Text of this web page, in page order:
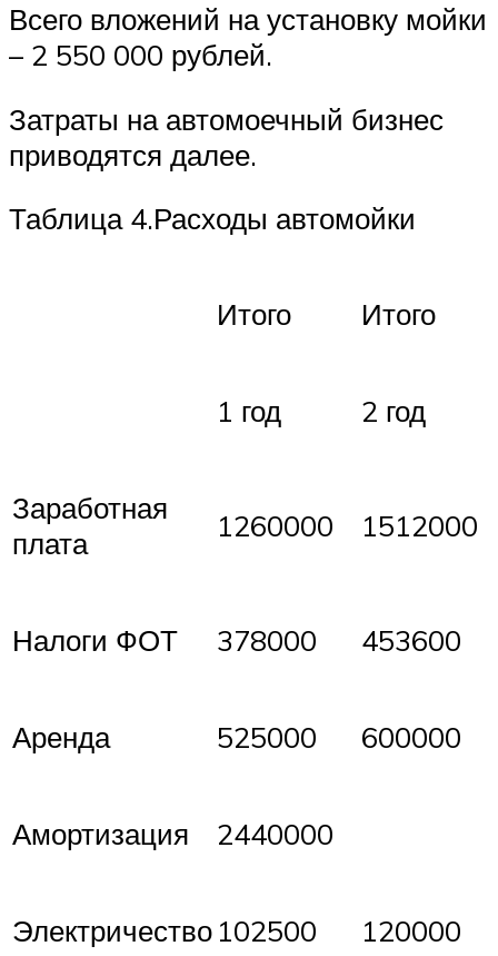
Всего вложений на установку мойки
– 2 550 000 рублей.
Затраты на автомоечный бизнес
приводятся далее.
Таблица 4.Расходы автомойки
Итого Итого
1 год 2 год
Заработная
плата
1260000 1512000
Налоги ФОТ 378000 453600
Аренда 525000 600000
Амортизация 2440000
Электричество 102500 120000